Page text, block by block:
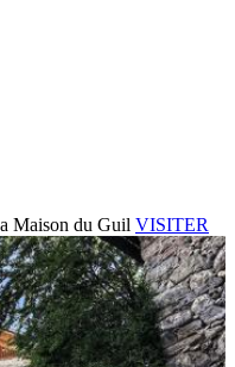
Maison du Guil VISITER